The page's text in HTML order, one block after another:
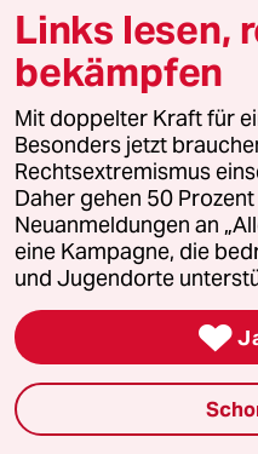
Menschen
den
Erst falls sie
oder nicht
anzureisen,
Medien
Bolzkopf
23.07.2022,
@Ingo
Warum
verbis "...Die
der
nichts zu
Links lesen,
bekämpfen
Mit doppelter Kraft für
Besonders jetzt
Rechtsextremismus
Daher gehen 50
Neuanmeldungen an
eine Kampagne, die
und Jugendorte
